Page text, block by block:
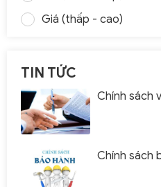
Giá (thấp - cao)
TIN TỨC
Chính sách
Chính sách